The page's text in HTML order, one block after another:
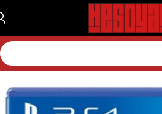
بازی پلی استیشن 4